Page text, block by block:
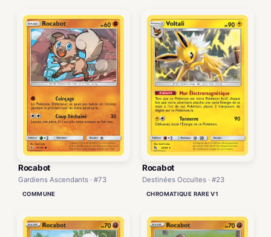
Rocabot
Gardiens Ascendants · #73
COMMUNE
Rocabot
Destinées Occultes · #23
CHROMATIQUE RARE V1